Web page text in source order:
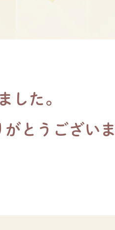
した。
とうございま